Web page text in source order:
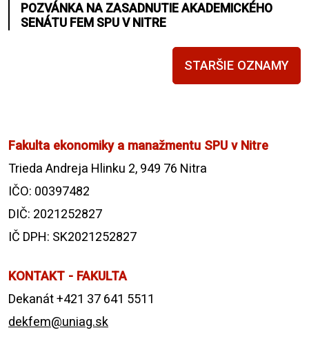
POZVÁNKA NA ZASADNUTIE AKADEMICKÉHO
SENÁTU FEM SPU V NITRE
STARŠIE OZNAMY
Fakulta ekonomiky a manažmentu SPU v Nitre
Trieda Andreja Hlinku 2, 949 76 Nitra
IČO: 00397482
DIČ: 2021252827
IČ DPH: SK2021252827
KONTAKT - FAKULTA
Dekanát +421 37 641 5511
dekfem@uniag.sk